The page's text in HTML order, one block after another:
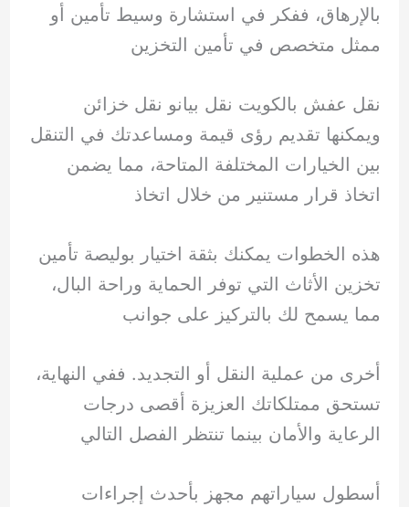
بالإرهاق، ففكر في استشارة وسيط تأمين أو
ممثل متخصص في تأمين التخزين
نقل عفش بالكويت نقل بيانو نقل خزائن
ويمكنها تقديم رؤى قيمة ومساعدتك في التنقل
بين الخيارات المختلفة المتاحة، مما يضمن
اتخاذ قرار مستنير من خلال اتخاذ
هذه الخطوات يمكنك بثقة اختيار بوليصة تأمين
تخزين الأثاث التي توفر الحماية وراحة البال،
مما يسمح لك بالتركيز على جوانب
أخرى من عملية النقل أو التجديد. ففي النهاية،
تستحق ممتلكاتك العزيزة أقصى درجات
الرعاية والأمان بينما تنتظر الفصل التالي
أسطول سياراتهم مجهز بأحدث إجراءات